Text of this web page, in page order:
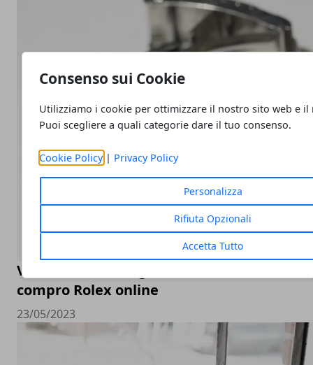
Consenso sui Cookie
Utilizziamo i cookie per ottimizzare il nostro sito web e il
Puoi scegliere a quali categorie dare il tuo consenso.
Cookie Policy| Privacy Policy
Personalizza
Rifiuta Opzionali
Accetta Tutto
Valutazione orologi Rolex online, come
compro Rolex online
23/05/2023